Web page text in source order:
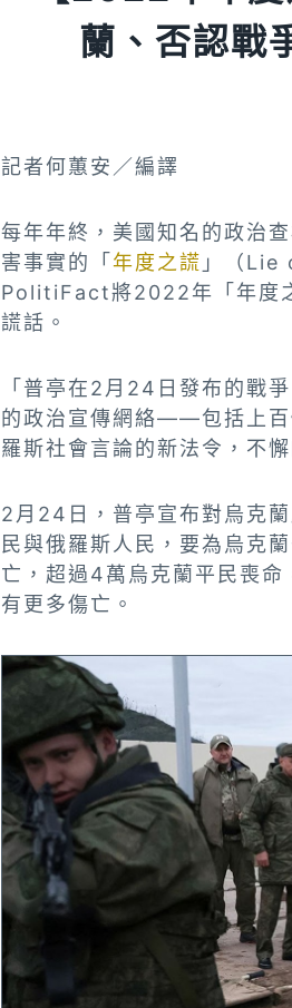
蘭、否認戰
記者何蕙安／編譯
每年年終，美國知名的政治
害事實的「 年度之謊 」（Lie
PolitiFact將2022年「年度
謊話。
「普亭在2月24日發布的戰
的政治宣傳網絡——包括上百
羅斯社會言論的新法令，不
2月24日，普亭宣布對烏克
民與俄羅斯人民，要為烏克
亡，超過4萬烏克蘭平民喪
有更多傷亡。